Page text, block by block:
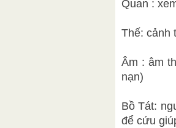
Quan :
Thế: cảnh
Âm : âm
nạn)
Bồ Tát:
để cứu